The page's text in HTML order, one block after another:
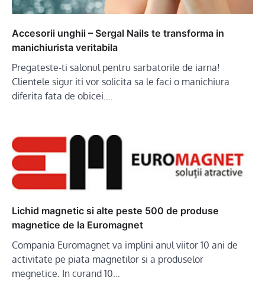
Accesorii unghii – Sergal Nails te transforma in
manichiurista veritabila
Pregateste-ti salonul pentru sarbatorile de iarna!
Clientele sigur iti vor solicita sa le faci o manichiura
diferita fata de obicei.…
Lichid magnetic si alte peste 500 de produse
magnetice de la Euromagnet
Compania Euromagnet va implini anul viitor 10 ani de
activitate pe piata magnetilor si a produselor
megnetice. In curand 10…